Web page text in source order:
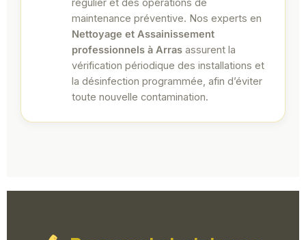
régulier et des opérations de
maintenance préventive. Nos experts en
Nettoyage et Assainissement
professionnels à Arras assurent la
vérification périodique des installations et
la désinfection programmée, afin d’éviter
toute nouvelle contamination.